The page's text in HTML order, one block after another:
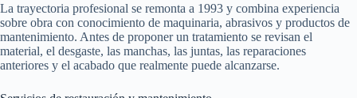
La trayectoria profesional se remonta a 1993 y combina experiencia
sobre obra con conocimiento de maquinaria, abrasivos y productos de
mantenimiento. Antes de proponer un tratamiento se revisan el
material, el desgaste, las manchas, las juntas, las reparaciones
anteriores y el acabado que realmente puede alcanzarse.